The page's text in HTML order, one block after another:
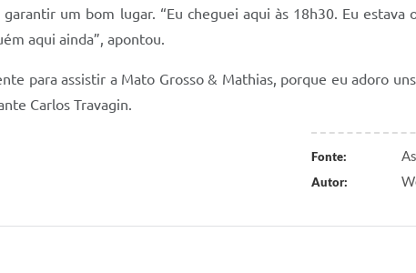
um bom lugar. “Eu cheguei aqui às 18h30. Eu estava
aqui ainda”, apontou.
para assistir a Mato Grosso & Mathias, porque eu adoro
Carlos Travagin.
Fonte:
Autor: